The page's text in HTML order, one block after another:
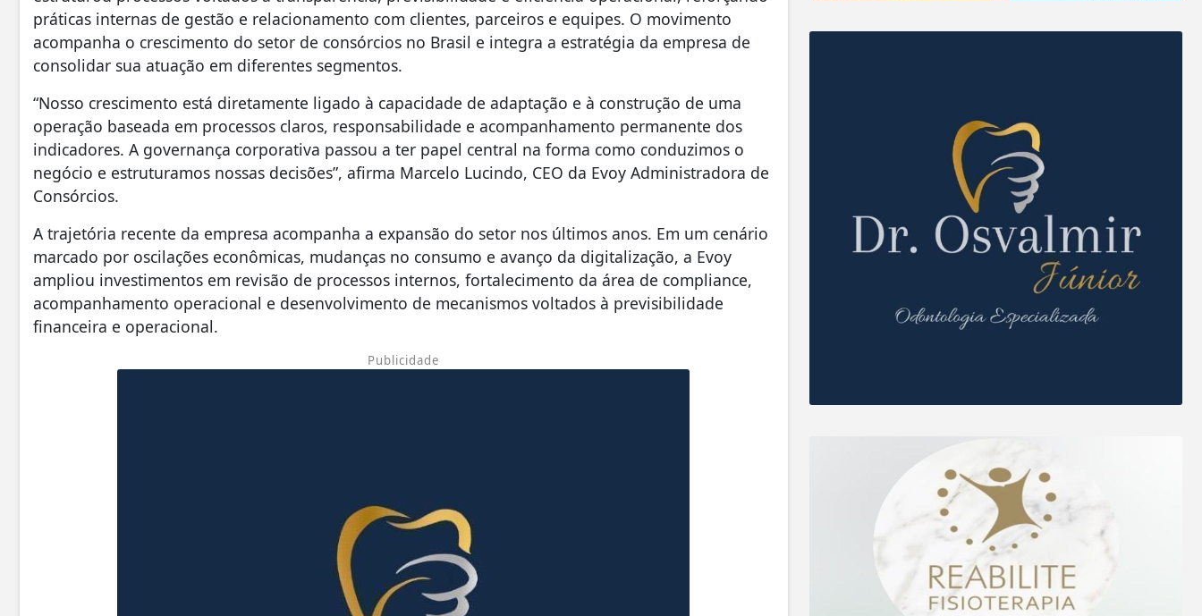
práticas internas de gestão e relacionamento com clientes, parceiros e equipes. O movimento
acompanha o crescimento do setor de consórcios no Brasil e integra a estratégia da empresa de
consolidar sua atuação em diferentes segmentos.
“Nosso crescimento está diretamente ligado à capacidade de adaptação e à construção de uma
operação baseada em processos claros, responsabilidade e acompanhamento permanente dos
indicadores. A governança corporativa passou a ter papel central na forma como conduzimos o
negócio e estruturamos nossas decisões”, afirma Marcelo Lucindo, CEO da Evoy Administradora de
Consórcios.
A trajetória recente da empresa acompanha a expansão do setor nos últimos anos. Em um cenário
marcado por oscilações econômicas, mudanças no consumo e avanço da digitalização, a Evoy
ampliou investimentos em revisão de processos internos, fortalecimento da área de compliance,
acompanhamento operacional e desenvolvimento de mecanismos voltados à previsibilidade
financeira e operacional.
Publicidade